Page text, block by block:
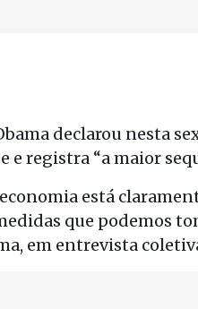
declarou nesta
e registra “a maior
está
que podemos
em entrevista